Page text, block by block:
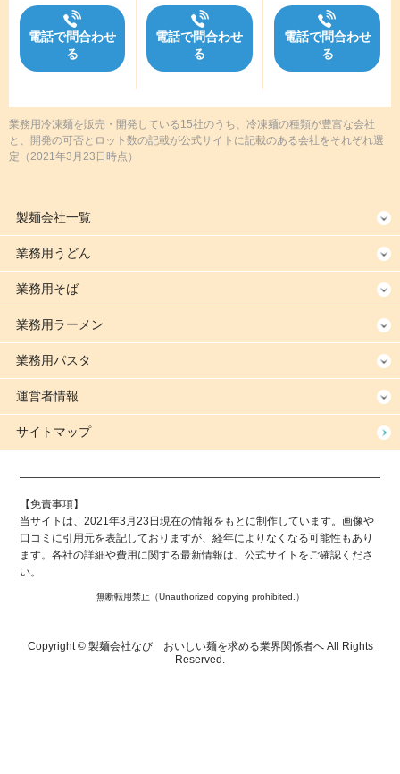
電話で問合わせ
る
電話で問合わせ
る
電話で問合わせ
る
業務用冷凍麺を販売・開発している15社のうち、冷凍麺の種類が豊富な会社
と、開発の可否とロット数の記載が公式サイトに記載のある会社をそれぞれ選
定 （2021年3月23日時点）
製麺会社一覧
業務用うどん
業務用そば
業務用ラーメン
業務用パスタ
運営者情報
サイトマップ
【免責事項】
当サイトは、2021年3月23日現在の情報をもとに制作しています。画像や
口コミに引用元を表記しておりますが、経年によりなくなる可能性もあり
ます。各社の詳細や費用に関する最新情報は、公式サイトをご確認くださ
い。
無断転用禁止（Unauthorized copying prohibited.）
Copyright © 製麺会社なび おいしい麺を求める業界関係者へAll Rights
Reserved.